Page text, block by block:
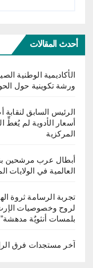
أحدث المقالات
الأكاديمية الوطنية
ورشة تكوينية حول
الرئيس السابق
أسعار الأدوية لم يُغطِّ
المركزية
أبطال عرب مرشحين
العالمية في الولايات
تجربة الرسامة ثروة
لروح وخصوصيات الإرث
بلمسات أنثويٌة مدهشة”
آخر مستجدات فرق